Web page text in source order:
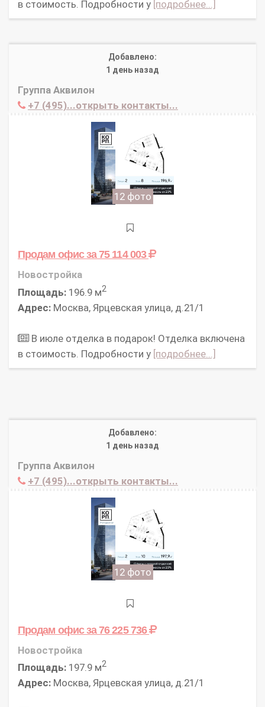
в стоимость. Подробности у [подробнее...]
Добавлено:
1 день назад
Группа Аквилон
+7 (495)...открыть контакты...
12 фото
Продам офисза 75 114 003
Новостройка
Площадь: 196.9 м2
Адрес: Москва, Ярцевская улица, д.21/1
В июле отделка в подарок! Отделка включена
в стоимость. Подробности у [подробнее...]
Добавлено:
1 день назад
Группа Аквилон
+7 (495)...открыть контакты...
12 фото
Продам офисза 76 225 736
Новостройка
Площадь: 197.9 м2
Адрес: Москва, Ярцевская улица, д.21/1